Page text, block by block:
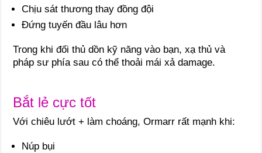
Chịu sát thương thay đồng đội
Đứng tuyến đầu lâu hơn
Trong khi đối thủ dồn kỹ năng vào bạn, xạ thủ và
pháp sư phía sau có thể thoải mái xả damage.
Bắt lẻ cực tốt
Với chiêu lướt + làm choáng, Ormarr rất mạnh khi:
Núp bụi